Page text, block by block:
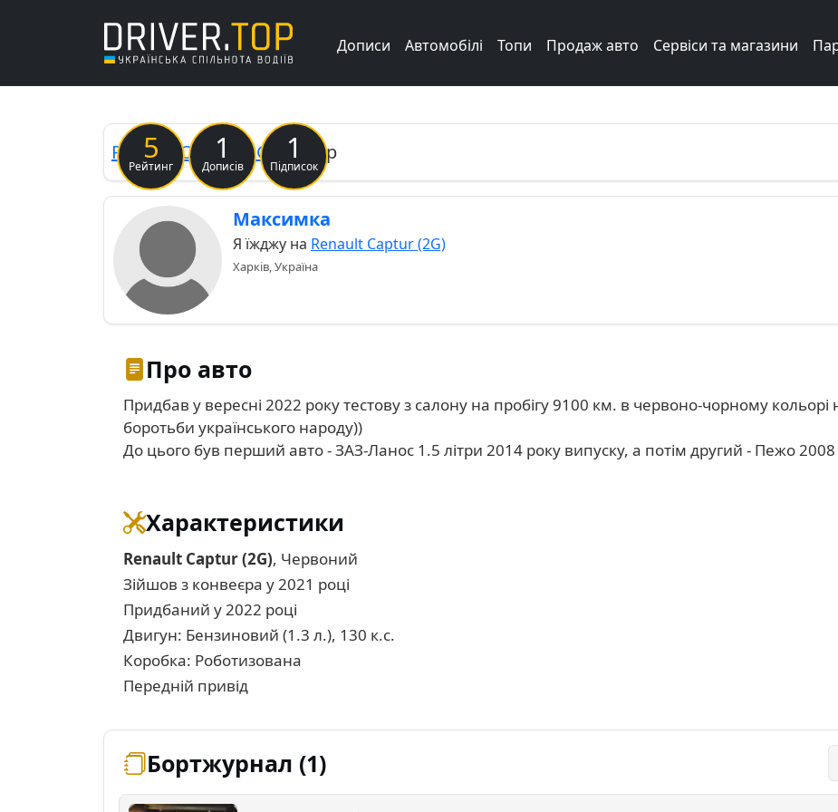
Дописи Автомобілі Топи Продаж авто Сервіси та магазини
5
Рейтинг
1
Дописів
1
Підписок
Previous
Renault Captur (2G) Котюр
Максимка
Я їжджу на Renault Captur (2G)
Харків, Україна
Про авто
Придбав у вересні 2022 року тестову з салону на пробігу 9100 км. в червоно-чорному
боротьби українського народу))
До цього був перший авто - ЗАЗ-Ланос 1.5 літри 2014 року випуску, а потім другий - Пежо 2008
Характеристики
Renault Captur (2G), Червоний
Зійшов з конвеєра у 2021 році
Придбаний у 2022 році
Двигун: Бензиновий (1.3 л.), 130 к.с.
Коробка: Роботизована
Передній привід
Бортжурнал (1)